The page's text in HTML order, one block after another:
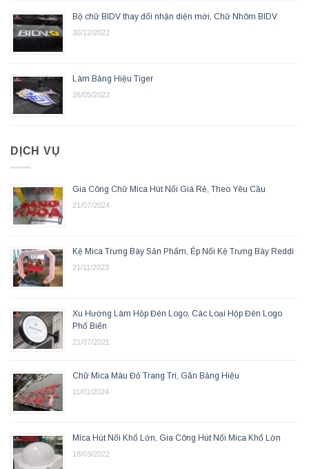
Bộ chữ BIDV thay đổi nhận diện mới, Chữ Nhôm BIDV
30/12/2022
Làm Bảng Hiệu Tiger
26/05/2022
DỊCH VỤ
Gia Công Chữ Mica Hút Nổi Giá Rẻ, Theo Yêu Cầu
21/07/2024
Kệ Mica Trưng Bày Sản Phẩm, Ép Nổi Kệ Trưng Bày Reddi
21/11/2023
Xu Hướng Làm Hộp Đèn Logo, Các Loại Hộp Đèn Logo
Phổ Biến
21/07/2021
Chữ Mica Màu Đỏ Trang Trí, Gắn Bảng Hiệu
11/01/2024
Mica Hút Nổi Khổ Lớn, Gia Công Hút Nổi Mica Khổ Lớn
18/03/2022